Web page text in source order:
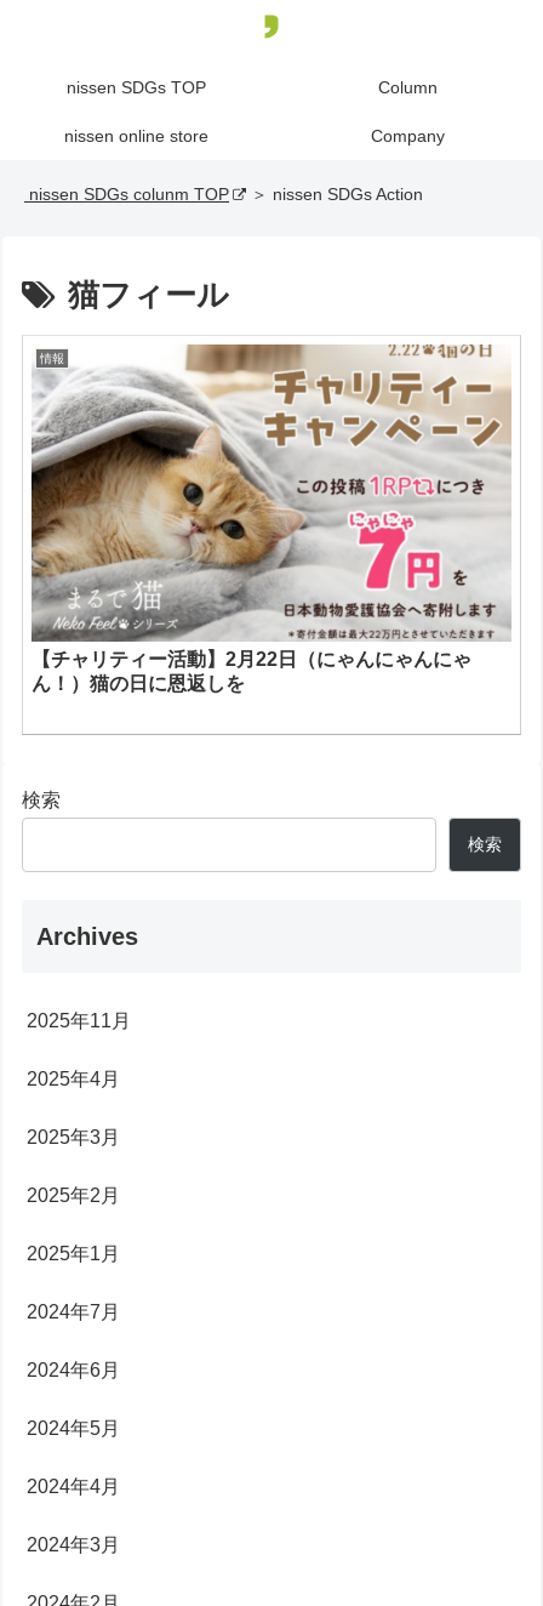
nissen SDGs TOP Column
nissen online store Company
nissen SDGs colunm TOP ＞ nissen SDGs Action
猫フィール
情報
【チャリティー活動】2月22日（にゃんにゃんにゃ
ん！）猫の日に恩返しを
検索
検索
Archives
2025年11月
2025年4月
2025年3月
2025年2月
2025年1月
2024年7月
2024年6月
2024年5月
2024年4月
2024年3月